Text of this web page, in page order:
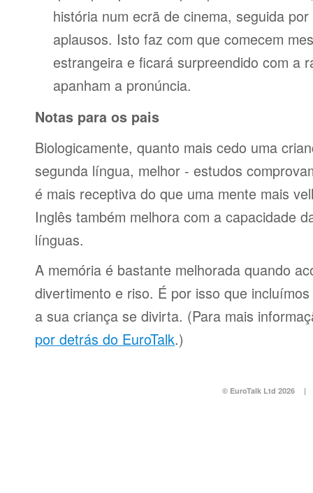
história num ecrã de cinema, seguida
aplausos. Isto faz com que comecem
estrangeira e ficará surpreendido com a
apanham a pronúncia.
Notas para os pais
Biologicamente, quanto mais cedo uma
segunda língua, melhor - estudos
é mais receptiva do que uma mente mais
Inglês também melhora com a capacidade
línguas.
A memória é bastante melhorada quando
divertimento e riso. É por isso que
a sua criança se divirta. (Para mais
por detrás do EuroTalk.)
© EuroTalk Ltd 2026 |